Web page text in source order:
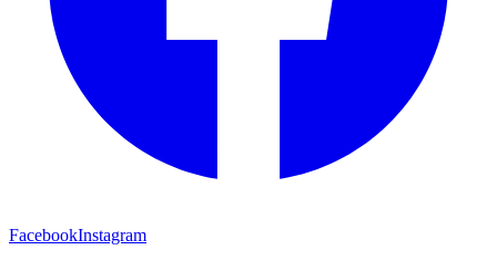
FacebookInstagram